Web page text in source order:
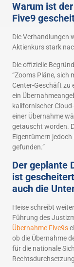
Warum ist
Five9
Die Verhandlungen
Aktienkurs stark
Die offizielle
“Zooms Pläne, sich
Center-Geschäft zu
ein
kalifornischer
einer Übernahme
getauscht worden.
Eigentümern
gefunden.”
Der geplante
ist
auch die
Heise schreibt
Führung des
Übernahme Five9s
ob die Übernahme
für die nationale